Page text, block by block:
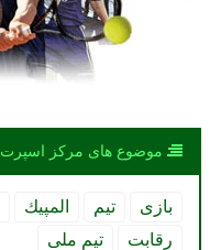
موضوع های مركز اسپرت
بازی تیم المپیك
رقابت
تیم ملی